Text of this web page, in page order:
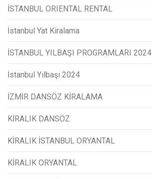
İSTANBUL ORIENTAL RENTAL
İstanbul Yat Kiralama
İSTANBUL YILBAŞI PROGRAMLARI 2024
İstanbul Yılbaşı 2024
İZMİR DANSÖZ KİRALAMA
KİRALIK DANSÖZ
KİRALIK İSTANBUL ORYANTAL
KİRALIK ORYANTAL